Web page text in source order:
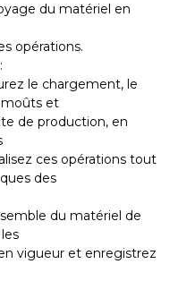
du matériel en
opérations.
le chargement, le
et
de production, en
ces opérations tout
des
du matériel de
vigueur et enregistrez